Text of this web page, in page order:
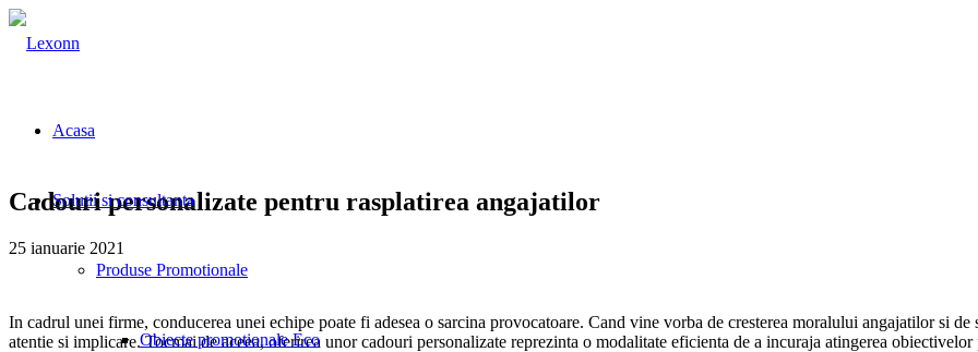
Acasa
Solutii si consultanta
Produse Promotionale
Obiecte promotionale Eco
Cadouri personalizate pentru rasplatirea angajatilor
25 ianuarie 2021
In cadrul unei firme, conducerea unei echipe poate fi adesea o sarcina provocatoare. Cand vine vorba de cresterea moralului angajatilor si
atentie si implicare. Tocmai de aceea, oferirea unor cadouri personalizate reprezinta o modalitate eficienta de a incuraja atingerea